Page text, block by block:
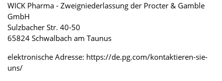
WICK Pharma - Zweigniederlassung der Procter & Gamble
GmbH
Sulzbacher Str. 40-50
65824 Schwalbach am Taunus
elektronische Adresse: https://de.pg.com/kontaktieren-sie-
uns/